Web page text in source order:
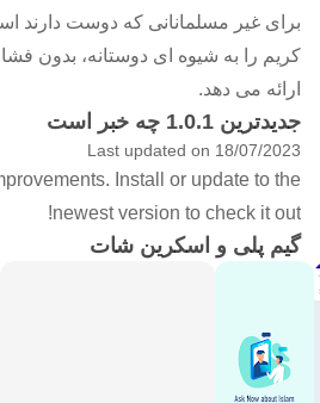
برای غیر مسلمانانی که دوست دارند
کریم را به شیوه ای دوستانه، بدون
ارائه می دهد.
جدیدترین 1.0.1 چه خبر است
Last updated on 18/07/2023
Install or update to the
newest version to check it out!
گیم پلی و اسکرین شات